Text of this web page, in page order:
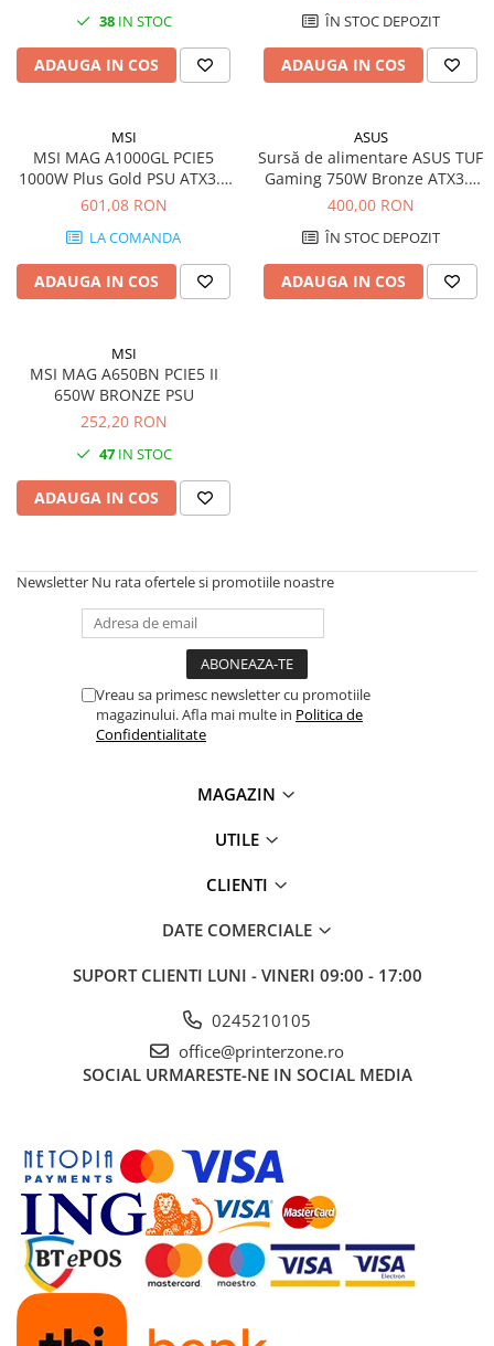
Ultrabookuri
Accesorii laptop
Mini PC AI
Piese si accesorii
Accesorii Printing
Ribbon
Desktop PC
PC Gaming
Workstation
All-in-One PC
Monitoare
Accesorii monitoare
Placi video
Placi de baza
Memorii RAM
Pasta termica
Placi video profesionale
Hard disk-uri externe
Adaptoare PCI / PCIe
Periferice PC
Mouse
Tastaturi
Kit mouse si tastatura
38IN STOC
ADAUGA IN COS
ÎN STOC DEPOZIT
ADAUGA IN COS
MSI
MSI MAG A1000GL PCIE5
1000W Plus Gold PSU ATX3.1
PFC Activ
601,08 RON
LA COMANDA
ADAUGA IN COS
ASUS
Sursă de alimentare ASUS TUF
Gaming 750W Bronze ATX3.1
PFC Activ
400,00 RON
ÎN STOC DEPOZIT
ADAUGA IN COS
MSI
MSI MAG A650BN PCIE5 II
650W BRONZE PSU
252,20 RON
47IN STOC
ADAUGA IN COS
Newsletter Nu rata ofertele si promotiile noastre
Vreau sa primesc newsletter cu promotiile
magazinului. Afla mai multe in Politica de
Confidentialitate
MAGAZIN
UTILE
CLIENTI
DATE COMERCIALE
SUPORT CLIENTI LUNI - VINERI 09:00 - 17:00
0245210105
office@printerzone.ro
SOCIAL URMARESTE-NE IN SOCIAL MEDIA